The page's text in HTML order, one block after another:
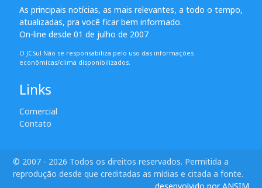
As principais notícias, as mais relevantes, a todo o tempo,
atualizadas, pra você ficar bem informado.
On-line desde 01 de julho de 2007
O JCSul Não se responsabiliza pelo uso das informações
econômicas/clima disponibilizados.
Links
Comercial
Contato
© 2007 - 2026 Todos os direitos reservados. Permitida a
reprodução desde que creditadas as mídias e citada a fonte.